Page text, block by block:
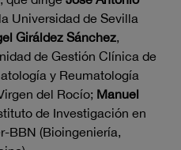
Universidad de Sevilla
Giráldez Sánchez,
de Gestión Clínica de
y Reumatología
del Rocío; Manuel
de Investigación en
BBN (Bioingeniería,